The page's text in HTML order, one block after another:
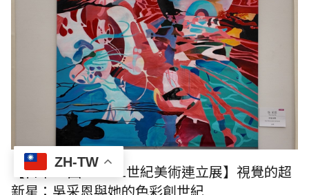
ZH-TW
【日本24回NAU21世紀美術連立展】視覺的超
新星：吳采恩與她的色彩創世紀